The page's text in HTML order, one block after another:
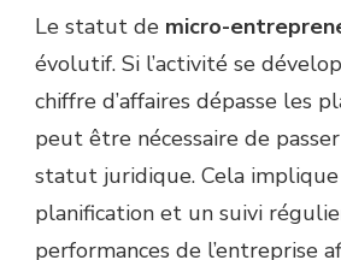
Le statut de micro-
évolutif. Si l’activité se
chiffre d’affaires dépasse les
peut être nécessaire de
statut juridique. Cela
planification et un suivi
performances de l’entreprise